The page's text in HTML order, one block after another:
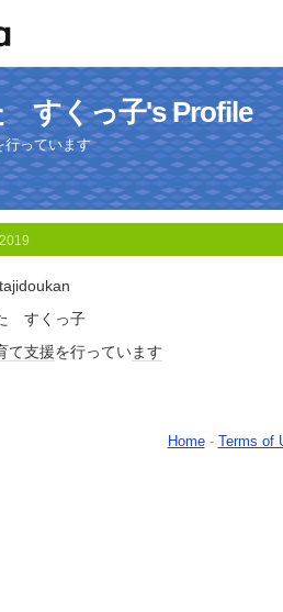
すくっ子's Profile
行っています
すくっ子
て支援を行っています
Home- Terms of